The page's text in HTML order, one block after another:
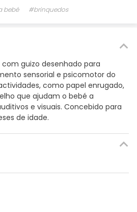
bebé #brinquedos
guizo desenhado para
sensorial e psicomotor do
como papel enrugado,
que ajudam o bebé a
e visuais. Concebido para
de idade.